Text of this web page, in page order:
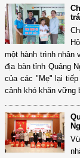
một hành trình nhân
địa bàn tỉnh Quảng
của các "Mẹ" lại
cảnh khó khăn